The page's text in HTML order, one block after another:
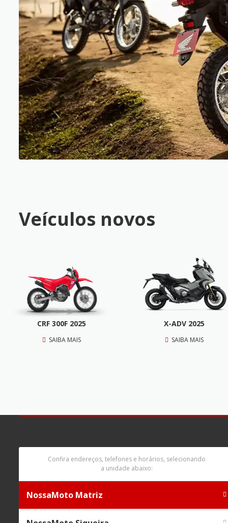
Veículos novos
CRF 300F 2025
SAIBA MAIS
X-ADV 2025
SAIBA MAIS
Confira endereços, telefones e horários, selecionando
a unidade abaixo:
NossaMoto Matriz